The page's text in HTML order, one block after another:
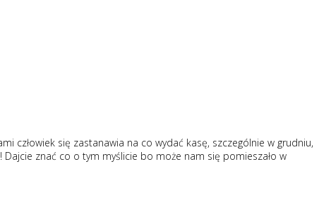
człowiek się zastanawia na co wydać kasę, szczególnie w grudniu,
znać co o tym myślicie bo może nam się pomieszało w